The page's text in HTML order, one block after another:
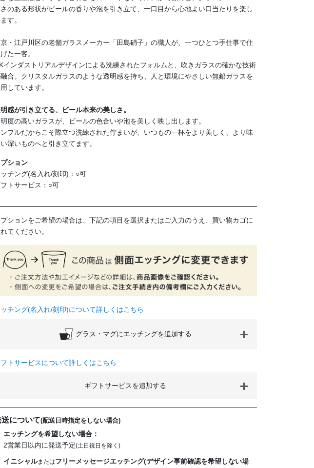
のある形状がビールの香りや泡を引き立て、一口目から心地よい口当たりを楽し
す。
・江戸川区の老舗ガラスメーカー「田島硝子」の職人が、一つひとつ手仕事で仕
げた一客。
インダストリアルデザインによる洗練されたフォルムと、吹きガラスの確かな技術
合。クリスタルガラスのような透明感を持ち、人と環境にやさしい無鉛ガラスを
しています。
感が引き立てる、ビール本来の美しさ。
度の高いガラスが、ビールの色合いや泡を美しく映し出します。
プルだからこそ際立つ洗練された佇まいが、いつもの一杯をより美しく、より味
深いものへと引き立てます。
ション
チング(名入れ/刻印)：○可
トサービス：○可
送について(配送日時指定をしない場合)
エッチングを希望しない場合：
2営業日以内に発送予定(土日祝日を除く)
イニシャルまたはフリーメッセージエッチング(デザイン事前確認を希望しない場
ションをご希望の場合は、下記の項目を選択またはご入力のうえ、買い物カゴに
れてください。
チング(名入れ/刻印)について詳しくはこちら
グラス・マグにエッチングを追加する
トサービスについて詳しくはこちら
ギフトサービスを追加する